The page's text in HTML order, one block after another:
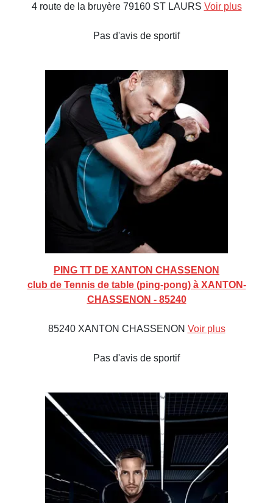
4 route de la bruyère 79160 ST LAURS Voir plus
Pas d'avis de sportif
PING TT DE XANTON CHASSENON
club de Tennis de table (ping-pong) à XANTON-
CHASSENON - 85240
85240 XANTON CHASSENON Voir plus
Pas d'avis de sportif